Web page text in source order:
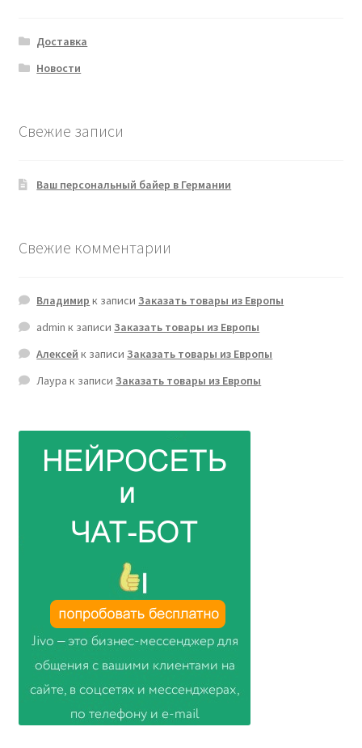
Доставка
Новости
Свежие записи
Ваш персональный байер в Германии
Свежие комментарии
Владимир к записиЗаказать товары из Европы
admin к записиЗаказать товары из Европы
Алексей к записиЗаказать товары из Европы
Лаура к записиЗаказать товары из Европы